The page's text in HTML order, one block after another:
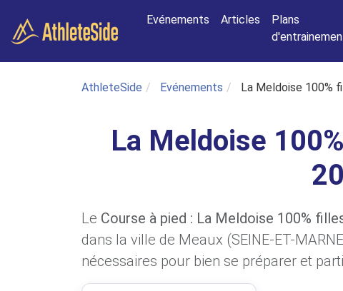
Evénements
Articles
Plans
AthleteSide Evénements La Meldoise 100%
La Meldoise
Le Course à pied : La Meldoise 100%
dans la ville de Meaux (SEINE-ET-
nécessaires pour bien se préparer et